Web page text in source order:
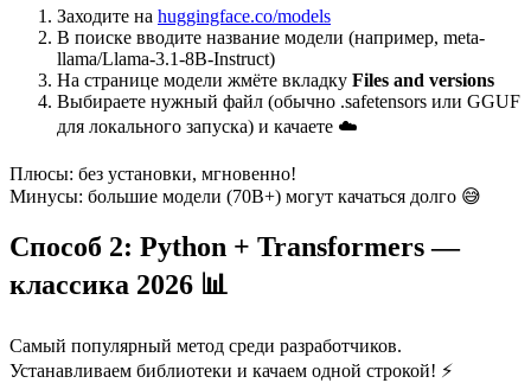
Заходите на huggingface.co/models
В поиске вводите название модели (например, meta-
llama/Llama-3.1-8B-Instruct)
На странице модели жмёте вкладку Files and versions
Выбираете нужный файл (обычно .safetensors или GGUF
для локального запуска) и качаете ☁️
Плюсы: без установки, мгновенно!
Минусы: большие модели (70B+) могут качаться долго 😅
Способ 2: Python + Transformers —
классика 2026 📊
Самый популярный метод среди разработчиков.
Устанавливаем библиотеки и качаем одной строкой! ⚡